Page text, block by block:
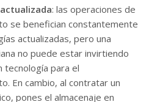
: las operaciones de
se benefician constantemente
actualizadas, pero una
no puede estar invirtiendo
para el
En cambio, al contratar un
pones el almacenaje en